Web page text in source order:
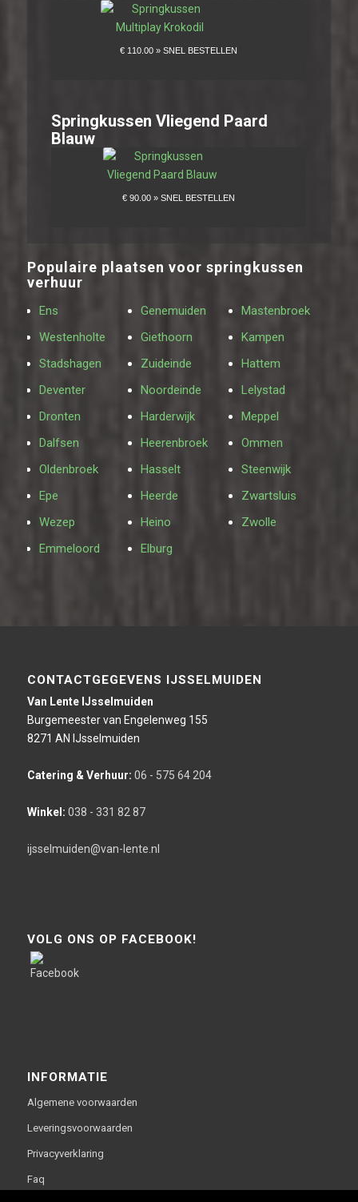
Springkussen Vliegend Paard
Blauw
Populaire plaatsen voor springkussen
verhuur
Ens
Westenholte
Stadshagen
Deventer
Dronten
Dalfsen
Oldenbroek
Epe
Wezep
Emmeloord
Genemuiden
Giethoorn
Zuideinde
Noordeinde
Harderwijk
Heerenbroek
Hasselt
Heerde
Heino
Elburg
Mastenbroek
Kampen
Hattem
Lelystad
Meppel
Ommen
Steenwijk
Zwartsluis
Zwolle
CONTACTGEGEVENS IJSSELMUIDEN
Van Lente IJsselmuiden
Burgemeester van Engelenweg 155
8271 AN IJsselmuiden
Catering & Verhuur: 06 - 575 64 204
Winkel: 038 - 331 82 87
ijsselmuiden@van-lente.nl
VOLG ONS OP FACEBOOK!
INFORMATIE
Algemene voorwaarden
Leveringsvoorwaarden
Privacyverklaring
Faq